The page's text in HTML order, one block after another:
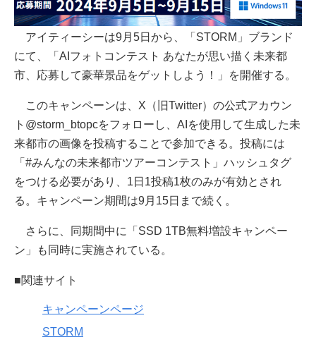
アイティーシーは9月5日から、「STORM」ブランド
にて、「AIフォトコンテスト あなたが思い描く未来都
市、応募して豪華景品をゲットしよう！」を開催する。
このキャンペーンは、X（旧Twitter）の公式アカウン
ト@storm_btopcをフォローし、AIを使用して生成した未
来都市の画像を投稿することで参加できる。投稿には
「#みんなの未来都市ツアーコンテスト」ハッシュタグ
をつける必要があり、1日1投稿1枚のみが有効とされ
る。キャンペーン期間は9月15日まで続く。
さらに、同期間中に「SSD 1TB無料増設キャンペー
ン」も同時に実施されている。
■関連サイト
キャンペーンページ
STORM